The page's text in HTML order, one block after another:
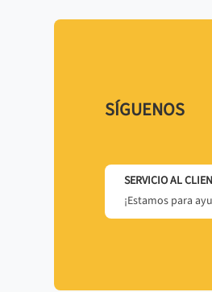
SÍGUENOS
SERVICIO AL
¡Estamos para